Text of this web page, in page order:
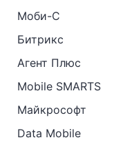
Моби-С
Битрикс
Агент Плюс
Mobile SMARTS
Майкрософт
Data Mobile